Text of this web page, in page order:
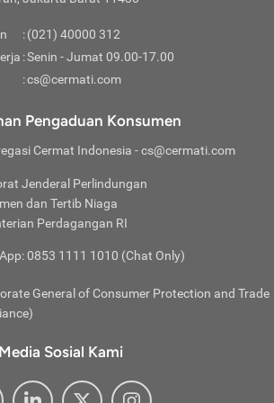
rendah
Jika
Kredit
:(021) 40000 312
:Senin - Jumat 09.00-17.00
:cs@cermati.com
Pengaduan Konsumen
Cermat Indonesia - cs@cermati.com
Jenderal Perlindungan
dan Tertib Niaga
Perdagangan RI
0853 1111 1010 (Chat Only)
General of Consumer Protection and Trade
Sosial Kami